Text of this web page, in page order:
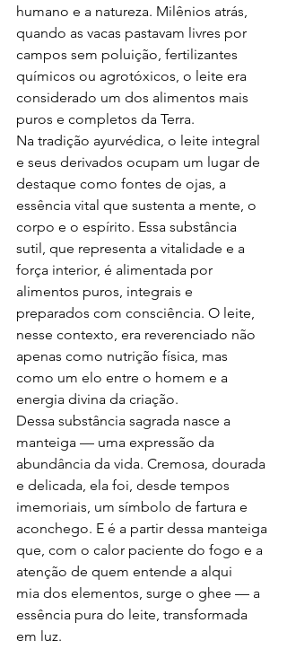
humano e a natureza. Milênios atrás,
quando as vacas pastavam livres por
campos sem poluição, fertilizantes
químicos ou agrotóxicos, o leite era
considerado um dos alimentos mais
puros e completos da Terra.
Na tradição ayurvédica, o leite integral
e seus derivados ocupam um lugar de
destaque como fontes de ojas, a
essência vital que sustenta a mente, o
corpo e o espírito. Essa substância
sutil, que representa a vitalidade e a
força interior, é alimentada por
alimentos puros, integrais e
preparados com consciência. O leite,
nesse contexto, era reverenciado não
apenas como nutrição física, mas
como um elo entre o homem e a
energia divina da criação.
Dessa substância sagrada nasce a
manteiga — uma expressão da
abundância da vida. Cremosa, dourada
e delicada, ela foi, desde tempos
imemoriais, um símbolo de fartura e
aconchego. E é a partir dessa manteiga
que, com o calor paciente do fogo e a
atenção de quem entende a alqui
mia dos elementos, surge o ghee — a
essência pura do leite, transformada
em luz.